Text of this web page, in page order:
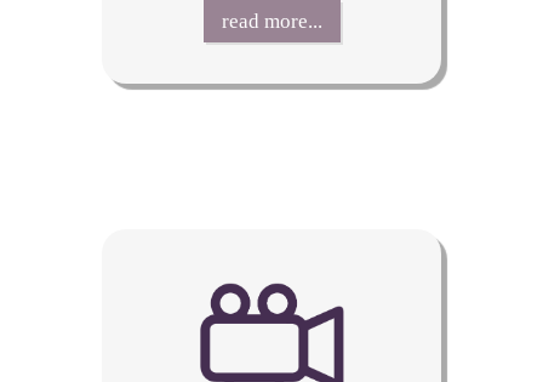
read more...